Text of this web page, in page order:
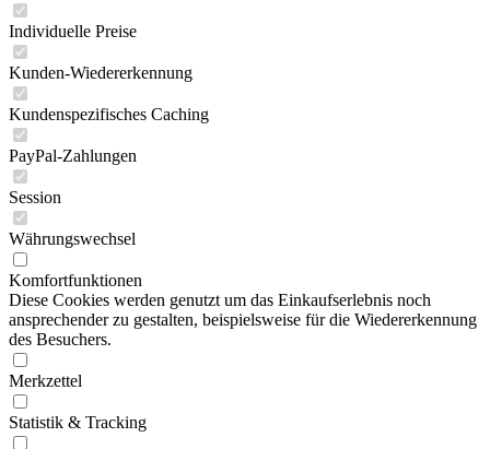
Individuelle Preise
Kunden-Wiedererkennung
Kundenspezifisches Caching
PayPal-Zahlungen
Session
Währungswechsel
Komfortfunktionen
Diese Cookies werden genutzt um das Einkaufserlebnis noch
ansprechender zu gestalten, beispielsweise für die Wiedererkennung
des Besuchers.
Merkzettel
Statistik & Tracking